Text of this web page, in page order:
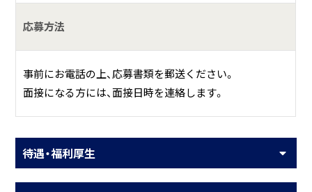
応募方法
事前にお電話の上、応募書類を郵送ください。
面接になる方には、面接日時を連絡します。
待遇・福利厚生